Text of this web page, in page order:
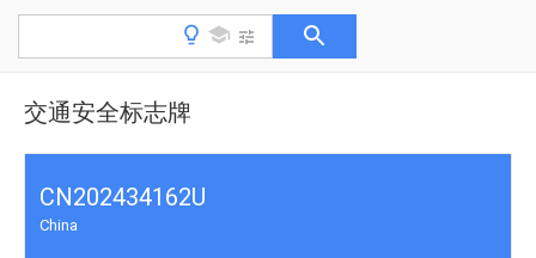
交通安全标志牌
CN202434162U
China